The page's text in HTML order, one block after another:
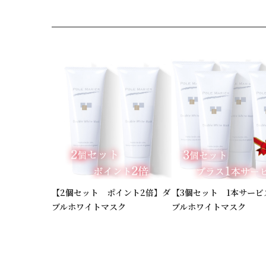
【2個セット ポイント2倍】ダ
ブルホワイトマスク
【3個セット 1本サービ
ブルホワイトマスク